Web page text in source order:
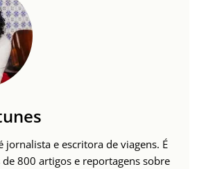
jornalista e escritora de viagens. É
800 artigos e reportagens sobre